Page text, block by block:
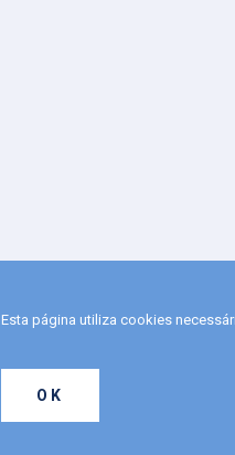
Esta página utiliza cookies
OK